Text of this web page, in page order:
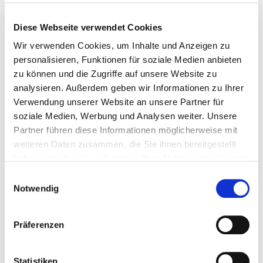
Diese Webseite verwendet Cookies
Wir verwenden Cookies, um Inhalte und Anzeigen zu
personalisieren, Funktionen für soziale Medien anbieten
zu können und die Zugriffe auf unsere Website zu
analysieren. Außerdem geben wir Informationen zu Ihrer
Verwendung unserer Website an unsere Partner für
soziale Medien, Werbung und Analysen weiter. Unsere
Partner führen diese Informationen möglicherweise mit
weiteren Daten zusammen, die Sie ihnen bereitgestellt
Notwendig
Präferenzen
Statistiken
STEPPTANZ
Stepp Anfängerkurs im Januar
2025: Jetzt anmelden!
Dezember 14, 2024
Wer Lust hat kann gern vorbei kommen. Vorher
bitte in der Geschäftsstelle Bescheid geben.
Laterne Laufen – SAMSTAG